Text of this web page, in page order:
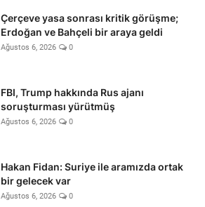
Çerçeve yasa sonrası kritik görüşme;
Erdoğan ve Bahçeli bir araya geldi
Ağustos 6, 2026 0
FBI, Trump hakkında Rus ajanı
soruşturması yürütmüş
Ağustos 6, 2026 0
Hakan Fidan: Suriye ile aramızda ortak
bir gelecek var
Ağustos 6, 2026 0